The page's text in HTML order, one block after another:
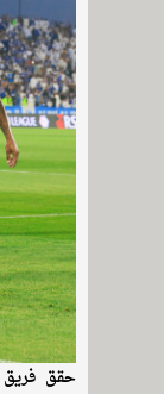
حقق فريق